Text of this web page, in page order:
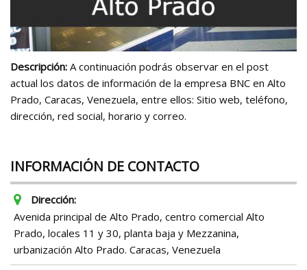
Descripción: A continuación podrás observar en el post
actual los datos de información de la empresa BNC en Alto
Prado, Caracas, Venezuela, entre ellos: Sitio web, teléfono,
dirección, red social, horario y correo.
INFORMACIÓN DE CONTACTO
Dirección:
Avenida principal de Alto Prado, centro comercial Alto
Prado, locales 11 y 30, planta baja y Mezzanina,
urbanización Alto Prado. Caracas, Venezuela